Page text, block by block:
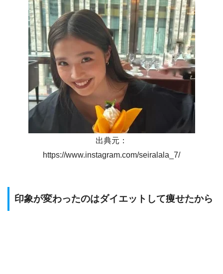
出典元：
https://www.instagram.com/seiralala_7/
印象が変わったのはダイエットして痩せたから